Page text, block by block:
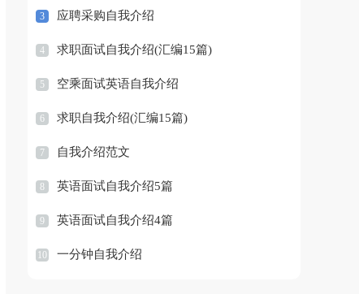
3 应聘采购自我介绍
4 求职面试自我介绍(汇编15篇)
5 空乘面试英语自我介绍
6 求职自我介绍(汇编15篇)
7 自我介绍范文
8 英语面试自我介绍5篇
9 英语面试自我介绍4篇
10 一分钟自我介绍